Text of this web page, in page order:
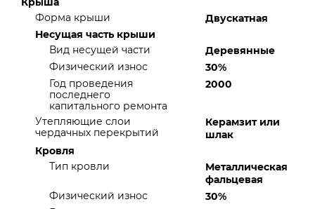
Форма крыши
Двускатная
Несущая часть крыши
Вид несущей части
Деревянные
Физический износ
30%
Год проведения
последнего
капитального ремонта
2000
Утепляющие слои
чердачных перекрытий
Керамзит или
шлак
Кровля
Тип кровли
Металлическая
фальцевая
Физический износ
30%